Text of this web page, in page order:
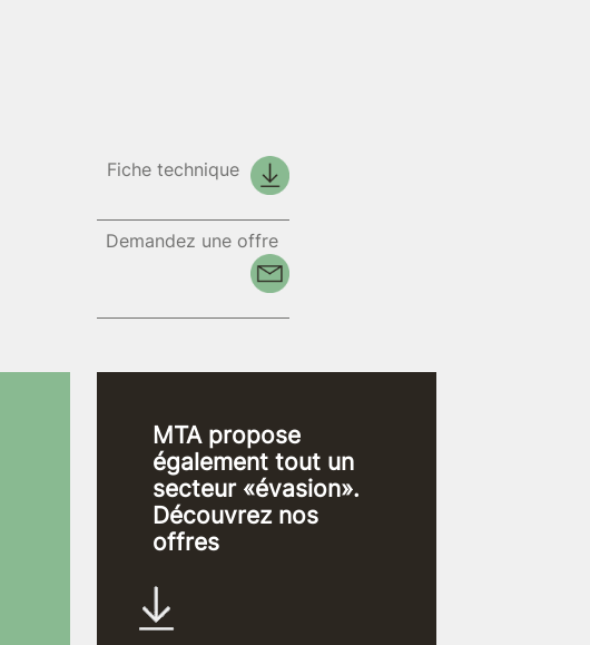
Fiche technique
Demandez une offre
MTA propose
également tout un
secteur «évasion».
Découvrez nos
offres